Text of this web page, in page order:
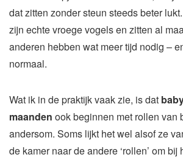
dat zitten zonder steun steeds beter
zijn echte vroege vogels en zitten al
anderen hebben wat meer tijd nodig –
normaal.
Wat ik in de praktijk vaak zie, is dat
maanden ook beginnen met rollen van
andersom. Soms lijkt het wel alsof ze
de kamer naar de andere ‘rollen’ om bij